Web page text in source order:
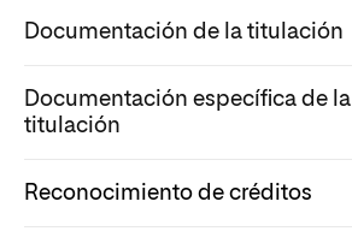
Documentación de la titulación
Documentación específica de la
titulación
Reconocimiento de créditos